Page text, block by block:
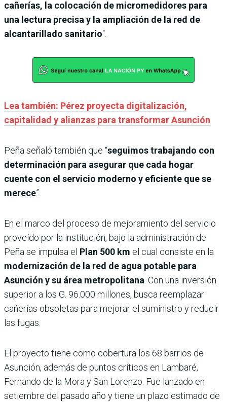
cañerías, la colocación de micromedidores para
una lectura precisa y la ampliación de la red de
alcantarillado sanitario“.
Lea también: Pérez proyecta digitalización,
capitalidad y alianzas para transformar Asunción
Peña señaló también que “seguimos trabajando con
determinación para asegurar que cada hogar
cuente con el servicio moderno y eficiente que se
merece”.
En el marco del proceso de mejoramiento del servicio
proveído por la institución, bajo la administración de
Peña se impulsa el Plan 500 km el cual consiste en la
modernización de la red de agua potable para
Asunción y su área metropolitana. Con una inversión
superior a los G. 96.000 millones, busca reemplazar
cañerías obsoletas para mejorar el suministro y reducir
las fugas.
El proyecto tiene como cobertura los 68 barrios de
Asunción, además de puntos críticos en Lambaré,
Fernando de la Mora y San Lorenzo. Fue lanzado en
setiembre del pasado año y tiene un plazo estimado de